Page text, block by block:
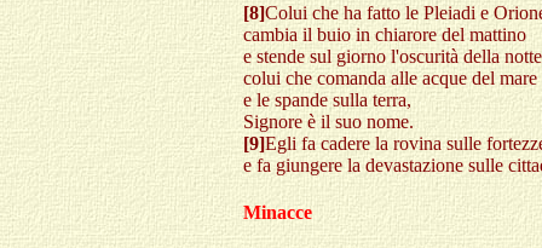
[8]Colui che ha fatto le Pleiadi e
cambia il buio in chiarore del mattino
e stende sul giorno l'oscurità della
colui che comanda alle acque del mare
e le spande sulla terra,
Signore è il suo nome.
[9]Egli fa cadere la rovina sulle
e fa giungere la devastazione sulle
Minacce